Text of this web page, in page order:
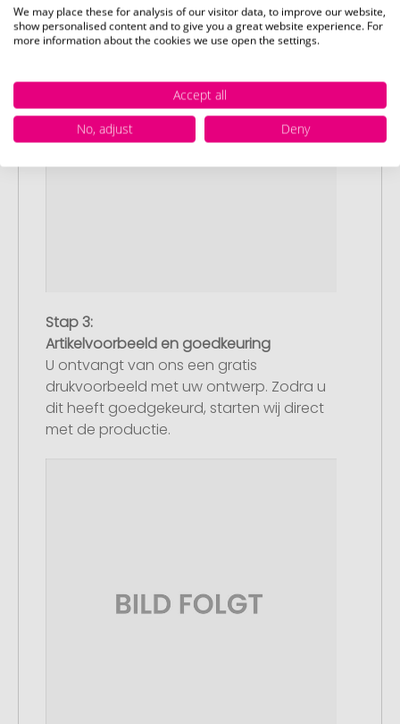
Stap 3:
Artikelvoorbeeld en goedkeuring
U ontvangt van ons een gratis
drukvoorbeeld met uw ontwerp. Zodra u
dit heeft goedgekeurd, starten wij direct
met de productie.
We may place these for analysis of our visitor data, to improve our website,
show personalised content and to give you a great website experience. For
more information about the cookies we use open the settings.
Accept all
No, adjust
Deny